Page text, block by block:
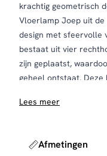
krachtig geometrisch
Vloerlamp Joep uit de
design met sfeervolle
bestaat uit vier
zijn geplaatst,
geheel ontstaat. Deze
statement in je interieur.
en uitnodigend effect
Lees meer
Afmetingen